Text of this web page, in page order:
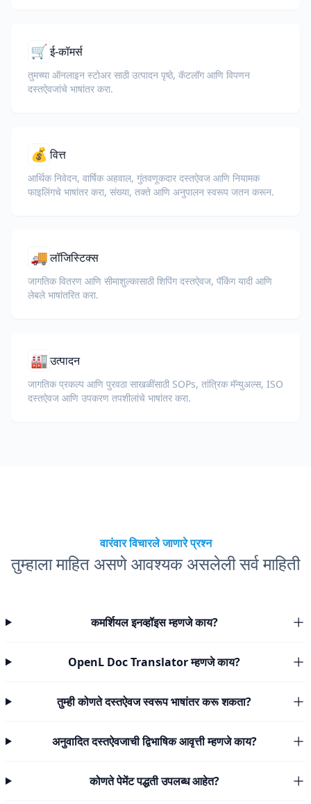
🛒ई-कॉमर्स
तुमच्या ऑनलाइन स्टोअर साठी उत्पादन पृष्ठे, कॅटलॉग आणि विपणन
दस्तऐवजांचे भाषांतर करा.
💰 वित्त
आर्थिक निवेदन, वार्षिक अहवाल, गुंतवणूकदार दस्तऐवज आणि नियामक
फाइलिंगचे भाषांतर करा, संख्या, तक्ते आणि अनुपालन स्वरूप जतन करून.
🚚लॉजिस्टिक्स
जागतिक वितरण आणि सीमाशुल्कासाठी शिपिंग दस्तऐवज, पॅकिंग यादी आणि
लेबले भाषांतरित करा.
🏭उत्पादन
जागतिक प्रकल्प आणि पुरवठा साखळींसाठी SOPs, तांत्रिक मॅन्युअल्स, ISO
दस्तऐवज आणि उपकरण तपशीलांचे भाषांतर करा.
वारंवार विचारले जाणारे प्रश्न
तुम्हाला माहित असणे आवश्यक असलेली सर्व माहिती
कमर्शियल इनव्हॉइस म्हणजे काय?
OpenL Doc Translator म्हणजे काय?
तुम्ही कोणते दस्तऐवज स्वरूप भाषांतर करू शकता?
अनुवादित दस्तऐवजाची द्विभाषिक आवृत्ती म्हणजे काय?
कोणते पेमेंट पद्धती उपलब्ध आहेत?